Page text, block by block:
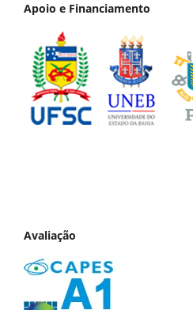
Apoio e Financiamento
Avaliação